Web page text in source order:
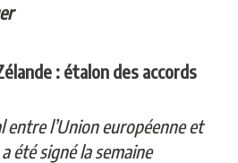
: étalon des accords
entre l’Union européenne et
été signé la semaine